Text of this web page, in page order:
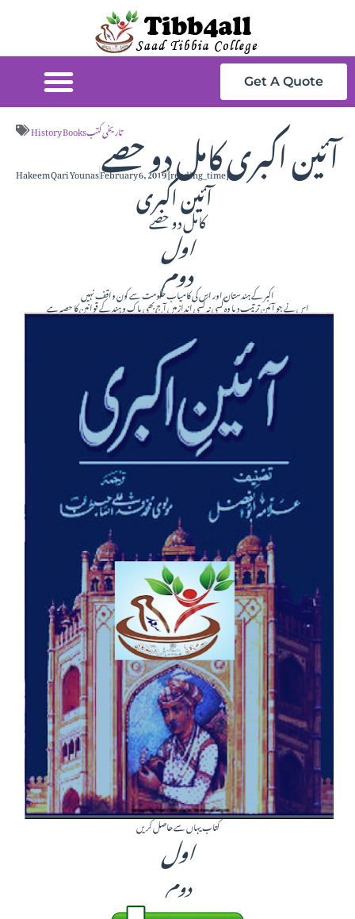
Get A Quote
History Booksتاریخی کتب
آئین اکبری کامل دو حصےHakeem Qari YounasFebruary 6, 2019[reading_time]
آئین اکبری
کامل دو حصے
اول
دوم
اکبر کے ہندستان اور اس کی کامیاب حکومت سے کون واقف نہیں
اس نے جو آئین ترتیب دیا وہ کسی نہ کسی انداز میں آج بھی پاک و ہند کے قوانین کا حصہ ہے
کتاب یہاں سے حاصل کریں
اول
دوم